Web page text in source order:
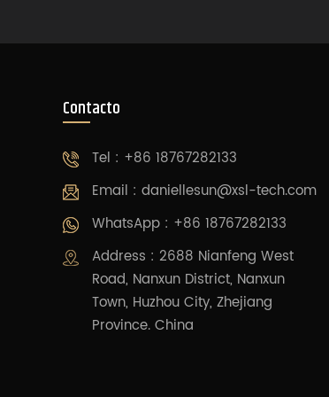
Contacto
Tel : +86 18767282133
Email : daniellesun@xsl-tech.com
WhatsApp : +86 18767282133
Address : 2688 Nianfeng West
Road, Nanxun District, Nanxun
Town, Huzhou City, Zhejiang
Province. China